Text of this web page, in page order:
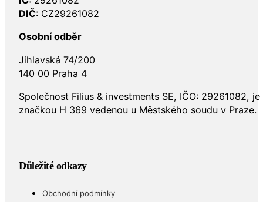
DIČ: CZ29261082
Osobní odběr
Jihlavská 74/200
140 00 Praha 4
Společnost Filius & investments SE, IČO: 29261082,
značkou H 369 vedenou u Městského soudu v Praze.
Důležité odkazy
Obchodní podmínky